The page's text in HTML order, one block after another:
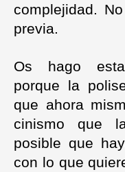
complejidad.
previa.
Os hago esta
porque la
que ahora
cinismo que
posible que
con lo que